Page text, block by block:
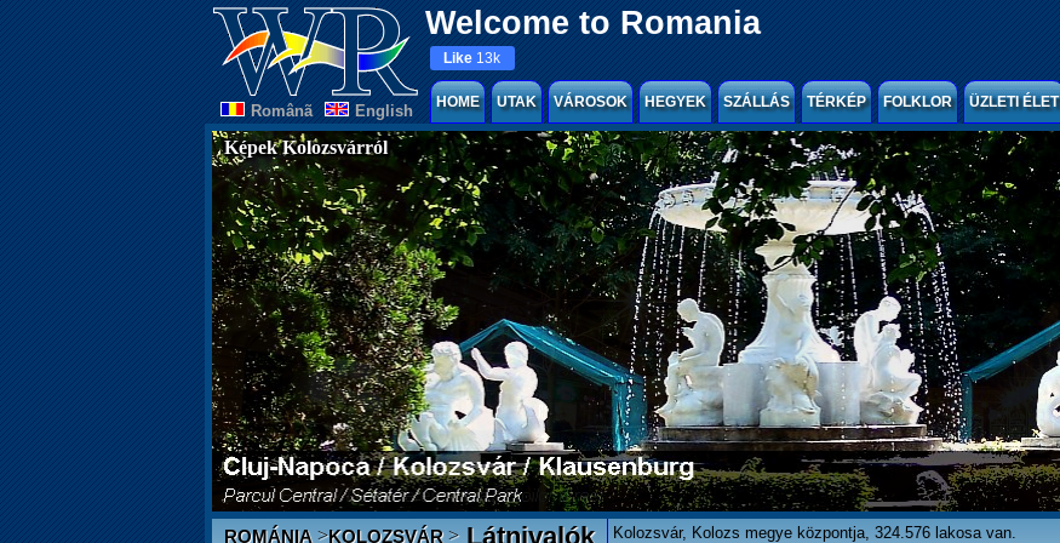
Welcome to Romania
Românã English
Like 13k
HOME UTAK VÁROSOK HEGYEK SZÁLLÁS TÉRKÉP FOLKLOR ÜZLETI ÉLET
Képek Kolozsvárról
ROMÁNIA>KOLOZSVÁR>Látnivalók Kolozsvár, Kolozs megye központja, 324.576 lakosa van.